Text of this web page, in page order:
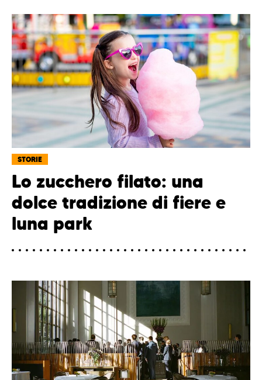
STORIE
Lo zucchero filato: una
dolce tradizione di fiere e
luna park